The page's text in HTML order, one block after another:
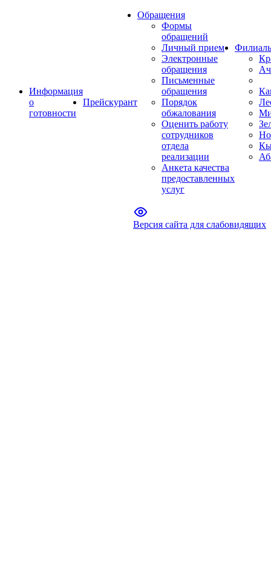
Информация
о
готовности
Прейскурант
Обращения
Формы
обращений
Личный прием
Электронные
обращения
Письменные
обращения
Порядок
обжалования
Оценить работу
сотрудников
отдела
реализации
Анкета качества
предоставленных
услуг
Версия сайта для слабовидящих